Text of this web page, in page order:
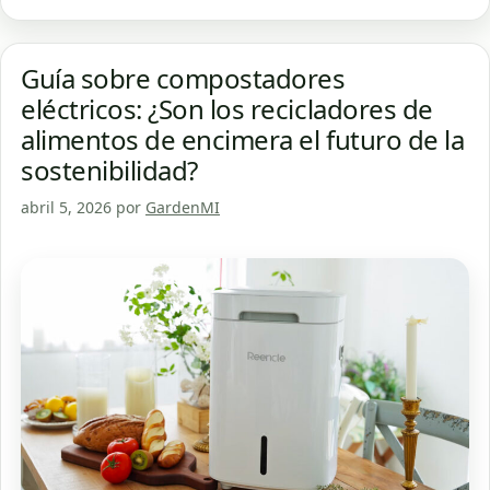
Guía sobre compostadores
eléctricos: ¿Son los recicladores de
alimentos de encimera el futuro de la
sostenibilidad?
abril 5, 2026 por GardenMI